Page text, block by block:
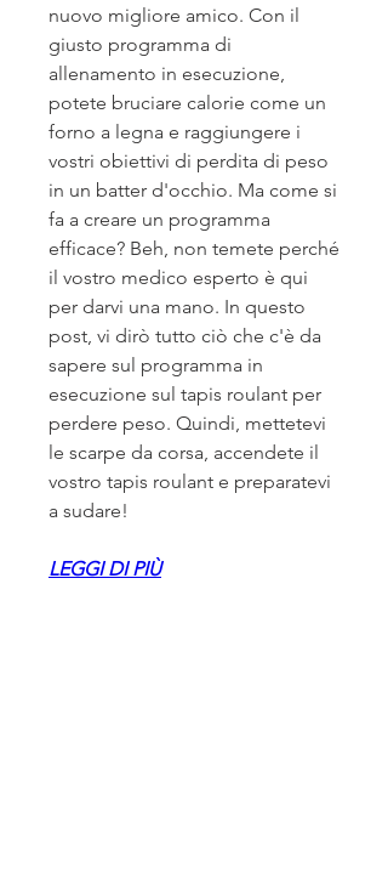
nuovo migliore amico. Con il
giusto programma di
allenamento in esecuzione,
potete bruciare calorie come un
forno a legna e raggiungere i
vostri obiettivi di perdita di peso
in un batter d'occhio. Ma come si
fa a creare un programma
efficace? Beh, non temete perché
il vostro medico esperto è qui
per darvi una mano. In questo
post, vi dirò tutto ciò che c'è da
sapere sul programma in
esecuzione sul tapis roulant per
perdere peso. Quindi, mettetevi
le scarpe da corsa, accendete il
vostro tapis roulant e preparatevi
a sudare!
LEGGI DI PIÙ